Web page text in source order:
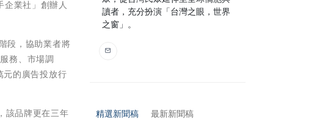
業社」創辦人
段，協助業者將
務、市場調
元的廣告投放行
該品牌更在三年
讀者，充分扮演「台灣之眼，世界
之窗」。
精選新聞稿 最新新聞稿